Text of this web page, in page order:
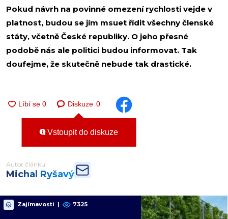
Pokud návrh na povinné omezení rychlosti vejde v
platnost, budou se jím msuet řídit všechny členské
státy, včetně České republiky. O jeho přesné
podobě nás ale politici budou informovat. Tak
doufejme, že skutečně nebude tak drastické.
Diskuze 0
Vstoupit do diskuze
Autor článku
Michal Ryšavý
Zajímavosti | 7325